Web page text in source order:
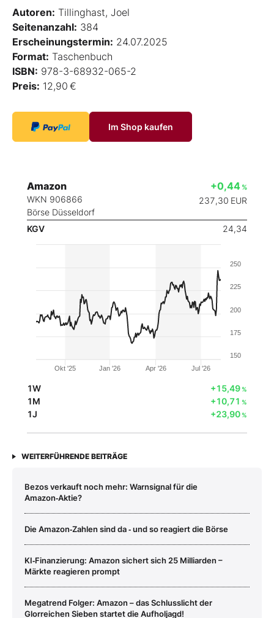
Autoren: Tillinghast, Joel
Seitenanzahl: 384
Erscheinungstermin: 24.07.2025
Format: Taschenbuch
ISBN: 978-3-68932-065-2
Preis: 12,90 €
Im Shop kaufen
Amazon
WKN 906866
Börse Düsseldorf
+0,44 %
237,30 EUR
KGV 24,34
Okt '25 Jan '26 Apr '26 Jul '26
150
175
200
225
250
1W +15,49%
1M +10,71 %
1J +23,90%
WEITERFÜHRENDE BEITRÄGE
Bezos verkauft noch mehr: Warnsignal für die
Amazon‑Aktie?
Die Amazon‑Zahlen sind da ‑ und so reagiert die Börse
KI‑Finanzierung: Amazon sichert sich 25 Milliarden –
Märkte reagieren prompt
Megatrend Folger: Amazon – das Schlusslicht der
Glorreichen Sieben startet die Aufholjagd!